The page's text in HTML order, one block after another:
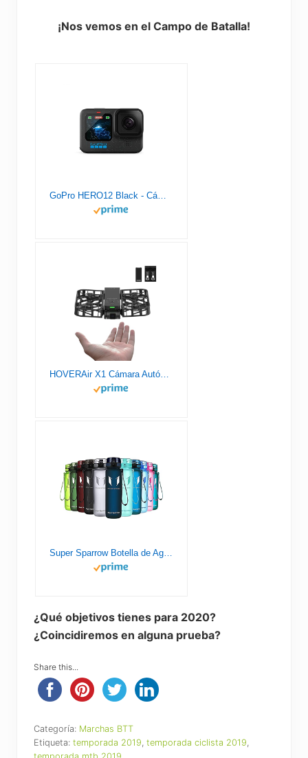
¡Nos vemos en el Campo de Batalla!
GoPro HERO12 Black - Cámara de acción a Prueba de Agua con Video 5.3K60 Ultra HD, Fotos de 27MP, HDR, Sensor de Imagen de 1/1.9", transmisión en Vivo, cámara Web, estabilización
HOVERAir X1 Cámara Autónoma Voladora, Dron de Bolsillo con Video HDR, Despegue de la Palma, Rutas de Vuelo Inteligentes, Modo Sígueme, Cámara de Acción con Control Manos Libres, Negro (Combo)
Super Sparrow Botella de Agua Deportiva - 1000ml - Sin BPA
¿Qué objetivos tienes para 2020?
¿Coincidiremos en alguna prueba?
Share this...
Categoría: Marchas BTT
Etiqueta: temporada 2019, temporada ciclista 2019,